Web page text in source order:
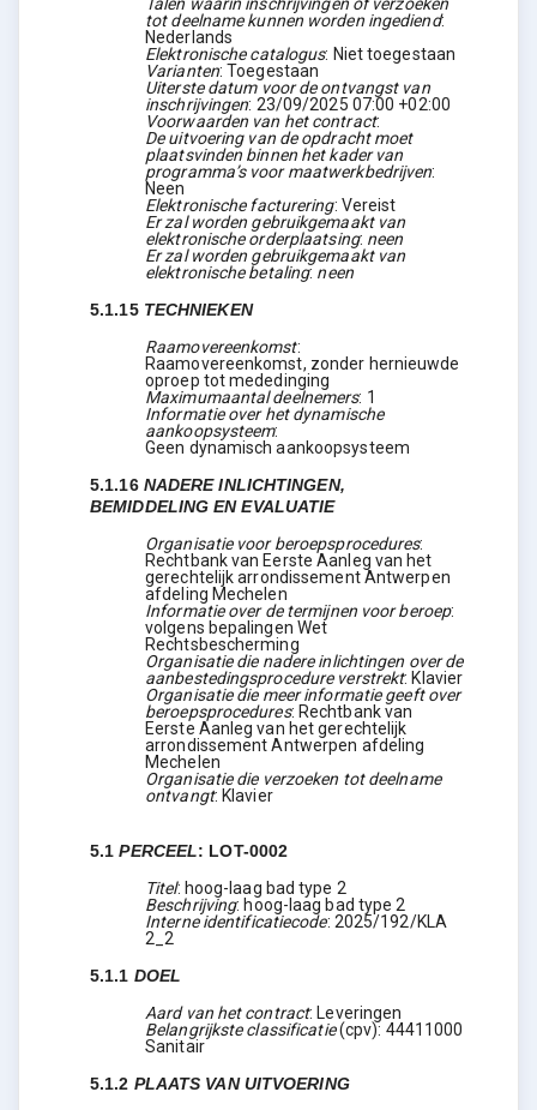
tot deelname kunnen worden ingediend:
Nederlands
Elektronische catalogus: Niet toegestaan
Varianten:Toegestaan
Uiterste datum voor de ontvangst van
inschrijvingen: 23/09/2025 07:00 +02:00
Voorwaarden van het contract:
De uitvoering van de opdracht moet
plaatsvinden binnen het kader van
programma’s voor maatwerkbedrijven:
Neen
Elektronische facturering: Vereist
Er zal worden gebruikgemaakt van
elektronische orderplaatsing: neen
Er zal worden gebruikgemaakt van
elektronische betaling: neen
5.1.15 TECHNIEKEN
Raamovereenkomst:
Raamovereenkomst, zonder hernieuwde
oproep tot mededinging
Maximumaantal deelnemers: 1
Informatie over het dynamische
aankoopsysteem:
Geen dynamisch aankoopsysteem
5.1.16 NADERE INLICHTINGEN,
BEMIDDELING EN EVALUATIE
Organisatie voor beroepsprocedures:
Rechtbank van Eerste Aanleg van het
gerechtelijk arrondissement Antwerpen
afdeling Mechelen
Informatie over de termijnen voor beroep:
volgens bepalingen Wet
Rechtsbescherming
Organisatie die nadere inlichtingen over de
aanbestedingsprocedure verstrekt: Klavier
Organisatie die meer informatie geeft over
beroepsprocedures: Rechtbank van
Eerste Aanleg van het gerechtelijk
arrondissement Antwerpen afdeling
Mechelen
Organisatie die verzoeken tot deelname
ontvangt: Klavier
5.1PERCEEL: LOT-0002
Titel: hoog-laag bad type 2
Beschrijving: hoog-laag bad type 2
Interne identificatiecode: 2025/192/KLA
2_2
5.1.1 DOEL
Aard van het contract: Leveringen
Belangrijkste classificatie (cpv): 44411000
Sanitair
5.1.2 PLAATS VAN UITVOERING